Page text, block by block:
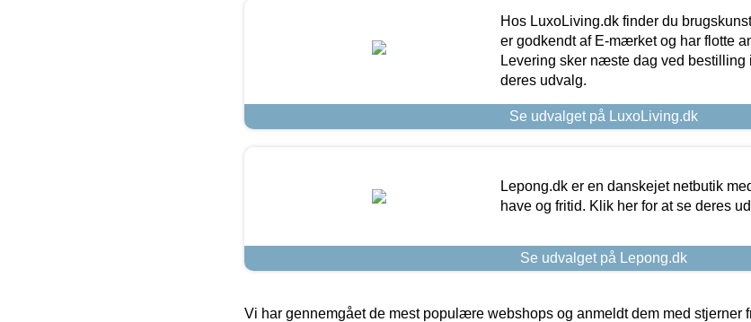
Hos LuxoLiving.dk finder du
er godkendt af E-mærket og har flotte
Levering sker næste dag ved bestilling
deres udvalg.
Se udvalget på LuxoLiving.dk
Lepong.dk er en danskejet netbutik
have og fritid. Klik her for at se deres
Se udvalget på Lepong.dk
Vi har gennemgået de mest populære webshops og anmeldt dem med stjerner